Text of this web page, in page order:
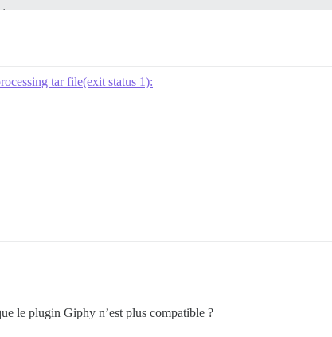
tar file(exit status 1):
le plugin Giphy n’est plus compatible ?